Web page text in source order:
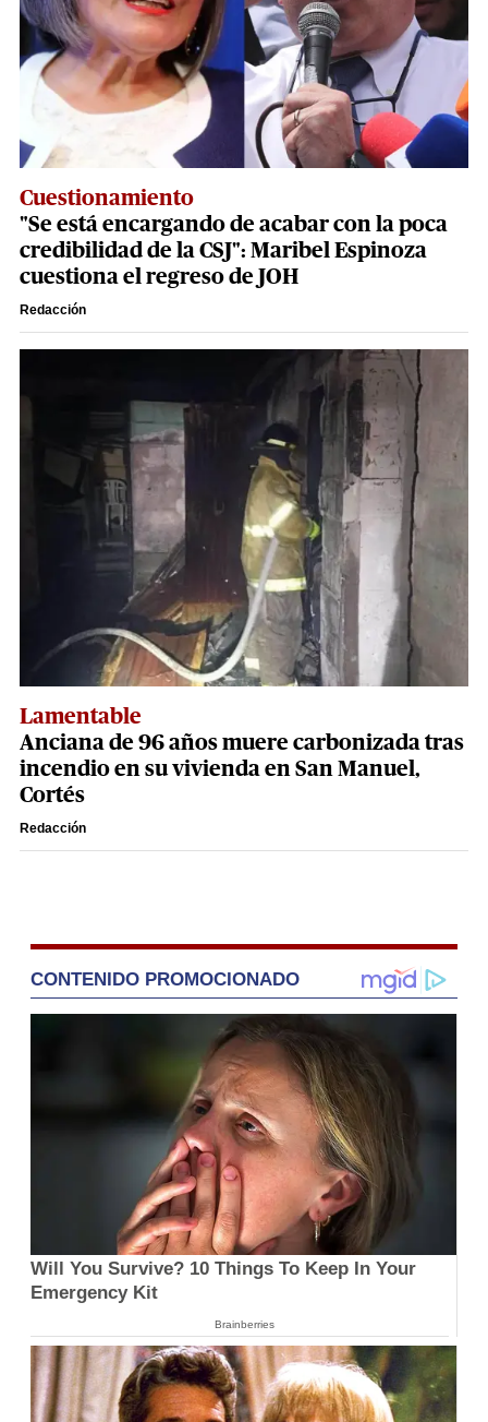
Cuestionamiento
"Se está encargando de acabar con la poca
credibilidad de la CSJ": Maribel Espinoza
cuestiona el regreso de JOH
Redacción
Lamentable
Anciana de 96 años muere carbonizada tras
incendio en su vivienda en San Manuel,
Cortés
Redacción
CONTENIDO PROMOCIONADO
Will You Survive? 10 Things To Keep In Your
Emergency Kit
Brainberries